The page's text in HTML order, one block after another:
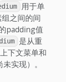
用于单
之间的间
padding值
是从重
下文菜单和
实现）。